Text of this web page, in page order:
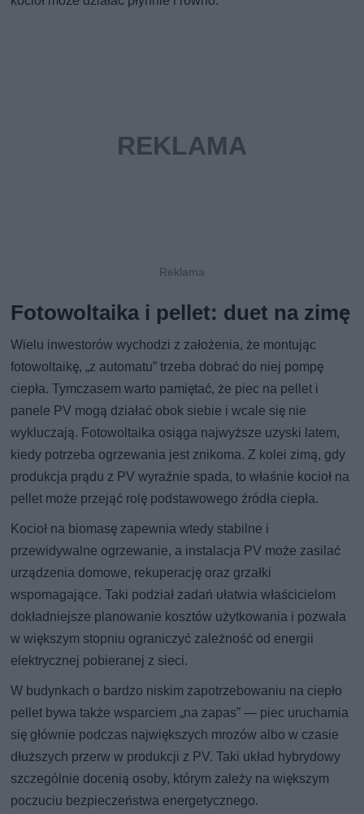
Fotowoltaika i pellet: duet na zimę
Wielu inwestorów wychodzi z założenia, że montując
fotowoltaikę, „z automatu” trzeba dobrać do niej pompę
ciepła. Tymczasem warto pamiętać, że piec na pellet i
panele PV mogą działać obok siebie i wcale się nie
wykluczają. Fotowoltaika osiąga najwyższe uzyski latem,
kiedy potrzeba ogrzewania jest znikoma. Z kolei zimą, gdy
produkcja prądu z PV wyraźnie spada, to właśnie kocioł na
pellet może przejąć rolę podstawowego źródła ciepła.
Kocioł na biomasę zapewnia wtedy stabilne i
przewidywalne ogrzewanie, a instalacja PV może zasilać
urządzenia domowe, rekuperację oraz grzałki
wspomagające. Taki podział zadań ułatwia właścicielom
dokładniejsze planowanie kosztów użytkowania i pozwala
w większym stopniu ograniczyć zależność od energii
elektrycznej pobieranej z sieci.
W budynkach o bardzo niskim zapotrzebowaniu na ciepło
pellet bywa także wsparciem „na zapas” — piec uruchamia
się głównie podczas największych mrozów albo w czasie
dłuższych przerw w produkcji z PV. Taki układ hybrydowy
szczególnie docenią osoby, którym zależy na większym
poczuciu bezpieczeństwa energetycznego.